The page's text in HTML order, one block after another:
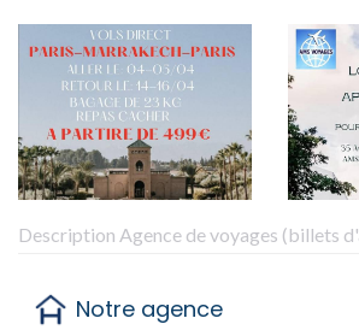
Description Agence de voyages (billets
Notre agence